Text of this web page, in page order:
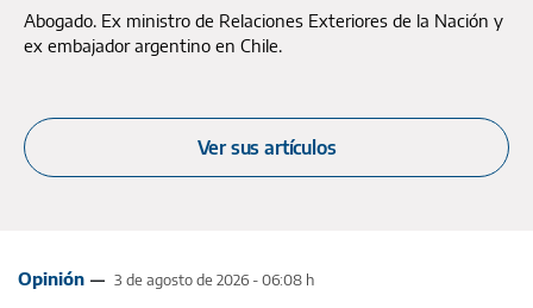
Abogado. Ex ministro de Relaciones Exteriores de la Nación y
ex embajador argentino en Chile.
Ver sus artículos
Opinión 3 de agosto de 2026 - 06:08 h